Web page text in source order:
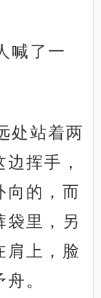
喊了一
处站着两
挥手，
向的，而
袋里，另
肩上，脸
。